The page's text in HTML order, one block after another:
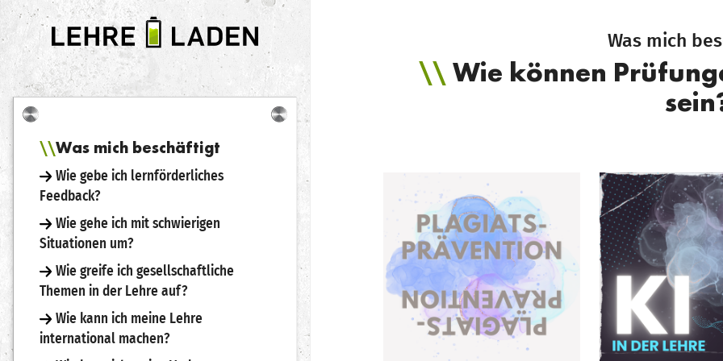
LEHRE
LADEN
Was mich
Wie können
Was mich beschäftigt
Wie gebe ich lernförderliches
Feedback?
Wie gehe ich mit schwierigen
Situationen um?
Wie greife ich gesellschaftliche
Themen in der Lehre auf?
Wie kann ich meine Lehre
international machen?